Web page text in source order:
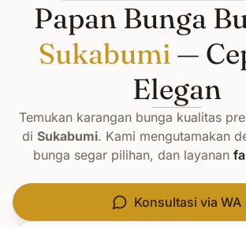
Papan Bunga
Sukabumi —
Elegan
Temukan karangan bunga kualitas
di Sukabumi. Kami mengutamakan
bunga segar pilihan, dan layanan
Konsultasi via WA